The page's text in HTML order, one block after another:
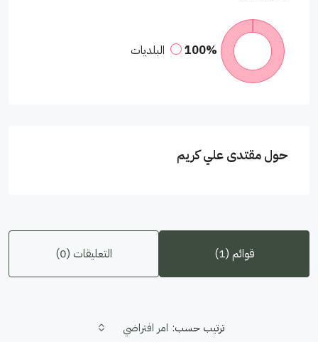
100% البلديات
حول مقتدى علي كريم
قوائم (1) التعليقات (0)
ترتيب حسب: امر افتراضي